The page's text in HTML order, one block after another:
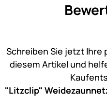
Schreiben Sie jetzt Ihre
diesem Artikel und
"Litzclip"